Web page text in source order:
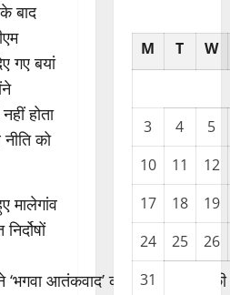
बाद
गए बयां
होता
को
मालेगांव
आतंकवाद’ का नैरेटिव फैलाने
M T W
3 4
5
10
11
12
17
18
19
24
25
26
31